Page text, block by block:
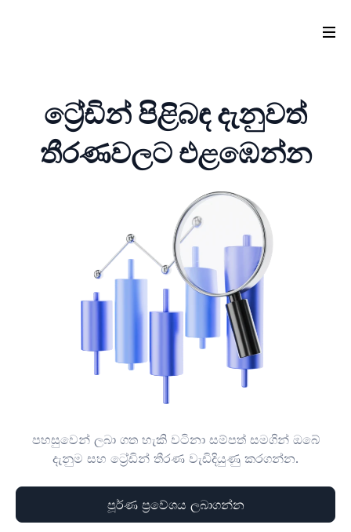
ට්‍රේඩින් පිළිබඳ දැනුවත්
තීරණවලට එළඹෙන්න
පහසුවෙන් ලබා ගත හැකි වටිනා සම්පත් සමගින් ඔබේ
දැනුම සහ ට්‍රේඩින් තීරණ වැඩිදියුණු කරගන්න.
පූර්ණ ප්‍රවේශය ලබාගන්න